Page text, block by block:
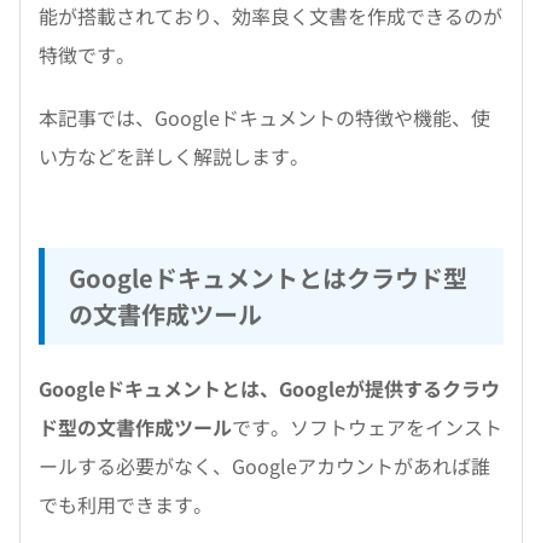
能が搭載されており、効率良く文書を作成できるのが
特徴です。
本記事では、Googleドキュメントの特徴や機能、使
い方などを詳しく解説します。
Googleドキュメントとはクラウド型
の文書作成ツール
Googleドキュメントとは、Googleが提供するクラウ
ド型の文書作成ツールです。ソフトウェアをインスト
ールする必要がなく、Googleアカウントがあれば誰
でも利用できます。